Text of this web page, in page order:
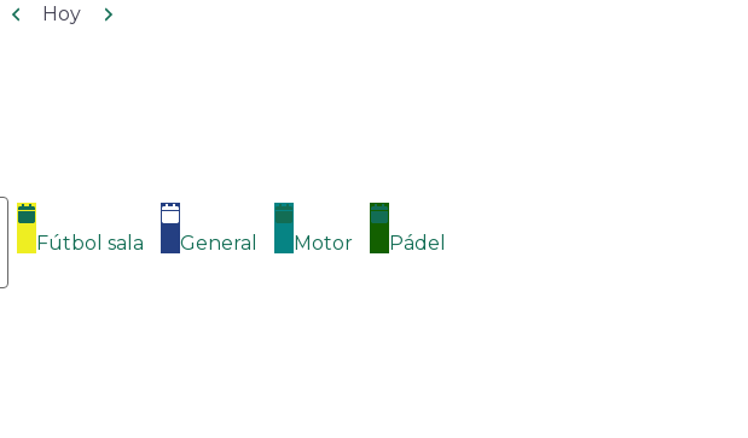
Anterior
Hoy Siguiente
Fútbol sala General Motor Pádel